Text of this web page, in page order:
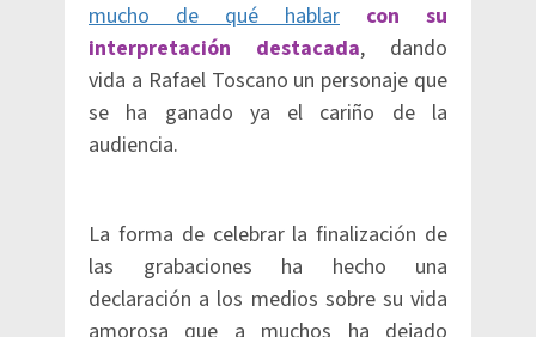
mucho de qué hablar
con su
interpretación destacada, dando
vida a Rafael Toscano un personaje que
se ha ganado ya el cariño de la
audiencia.
La forma de celebrar la finalización de
las grabaciones ha hecho una
declaración a los medios sobre su vida